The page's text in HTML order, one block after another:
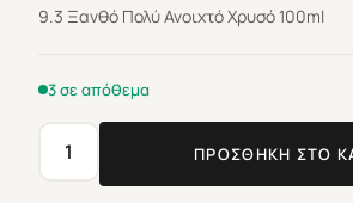
9.3 Ξανθό Πολύ Ανοιχτό Χρυσό 100ml
3 σε απόθεμα
Βαφή
μαλλιών
ΠΡΟΣΘΉΚΗ ΣΤΟ